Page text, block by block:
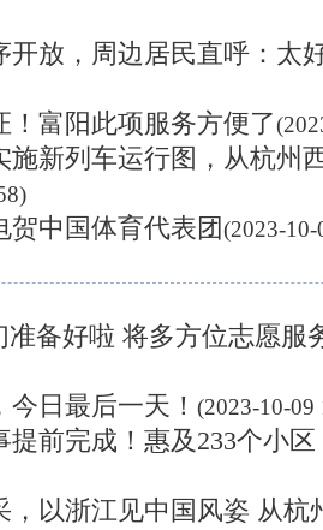
开放，周边居民直呼：太
！富阳此项服务方便了
施新列车运行图，从杭州
贺中国体育代表团(2023-
准备好啦 将多方位志愿服
今日最后一天！ (2023-10-09
提前完成！惠及233个小区
，以浙江见中国风姿 从杭